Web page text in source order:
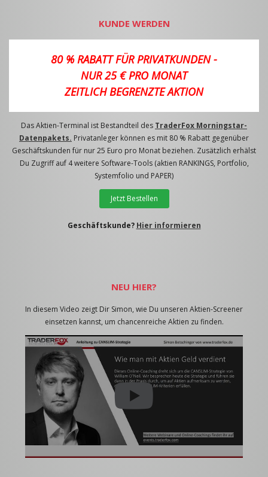
KUNDE WERDEN
80 % RABATT FÜR PRIVATKUNDEN -
NUR 25 € PRO MONAT
ZEITLICH BEGRENZTE AKTION
Das Aktien-Terminal ist Bestandteil des TraderFox Morningstar-
Datenpakets. Privatanleger können es mit 80 % Rabatt gegenüber
Geschäftskunden für nur 25 Euro pro Monat beziehen. Zusätzlich erhälst
Du Zugriff auf 4 weitere Software-Tools (aktien RANKINGS, Portfolio,
Systemfolio und PAPER)
Jetzt Bestellen
Geschäftskunde? Hier informieren
NEU HIER?
In diesem Video zeigt Dir Simon, wie Du unseren Aktien-Screener
einsetzen kannst, um chancenreiche Aktien zu finden.